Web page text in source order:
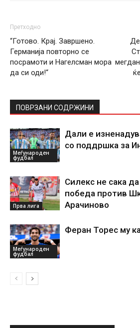
Претходно
“Готово. Крај. Завршено.
Германија повторно се
посрамоти и Нагелсман мора
да си оди!“
ПОВРЗАНИ СОДРЖИНИ
Меѓународен
фудбал
Дали е
со поддршка за
Прва лига
Силекс не сака
победа против
Арачиново
Меѓународен
фудбал
Феран Торес му